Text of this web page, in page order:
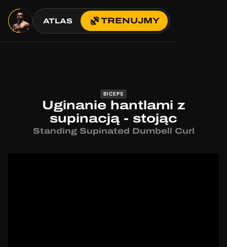
ATLAS TRENUJMY
BICEPS
Uginanie hantlami z
supinacją - stojąc
Standing Supinated Dumbell Curl